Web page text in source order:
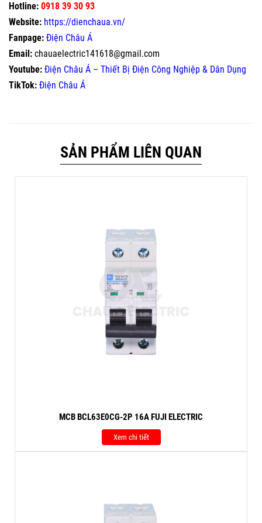
Hotline: 0918 39 30 93
Website: https://dienchaua.vn/
Fanpage: Điện Châu Á
Email: chauaelectric141618@gmail.com
Youtube: Điện Châu Á – Thiết Bị Điện Công Nghiệp & Dân Dụng
TikTok: Điện Châu Á
SẢN PHẨM LIÊN QUAN
MCB BCL63E0CG-2P 16A FUJI ELECTRIC
Xem chi tiết